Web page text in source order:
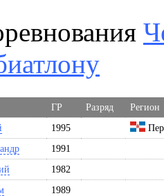
ГР Разряд
Регион
1995
1991
1982
1989